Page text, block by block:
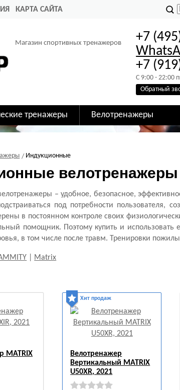
КАРТА САЙТА
Магазин спортивных тренажеров
+7
+7
C 9:00 - 22:00
Обратный
тренажеры Велотренажеры
Индукционные
велотренажеры
– удобное, безопасное,
под потребности пользователя,
в постоянном контроле своих
помощник. Поэтому купить и
в том числе после травм. Тренировки
Matrix
MATRIX
Хит продаж
Велотренажер
Вертикальный MATRIX
U50XR, 2021